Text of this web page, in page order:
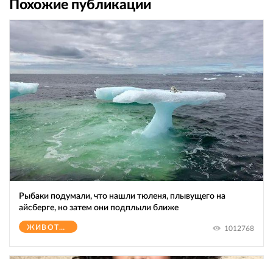
Похожие публикации
Рыбаки подумали, что нашли тюленя, плывущего на
айсберге, но затем они подплыли ближе
ЖИВОТНЫЕ 1012768